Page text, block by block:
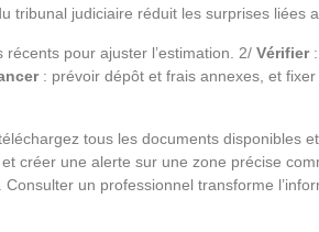
tribunal judiciaire réduit les surprises liées
pour ajuster l’estimation. 2/ Vérifier:
: prévoir dépôt et frais annexes, et
tous les documents disponibles
créer une alerte sur une zone précise
un professionnel transforme